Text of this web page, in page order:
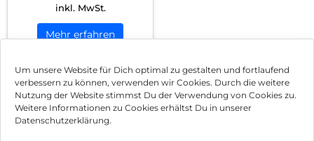
Um unsere Website für Dich optimal zu gestalten und fortlaufend
verbessern zu können, verwenden wir Cookies. Durch die weitere
Nutzung der Website stimmst Du der Verwendung von Cookies zu.
Weitere Informationen zu Cookies erhältst Du in unserer
Datenschutzerklärung.
inkl. MwSt.
Mehr erfahren
Impressum